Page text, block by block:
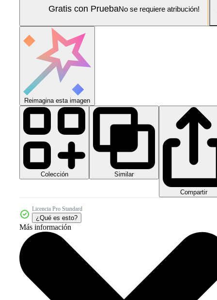
Gratis con PruebaNo se requiere atribución!
Reimagina esta imagen
Colección Similar
Compartir
Licencia Pro Standard
¿Qué es esto?
Más información